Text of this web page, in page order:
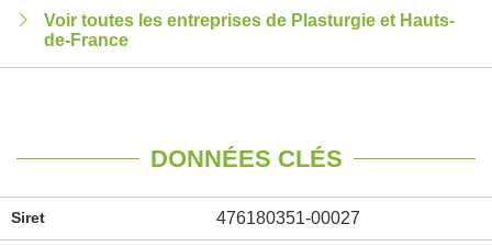
Voir toutes les entreprises de Plasturgie et Hauts-
de-France
DONNÉES CLÉS
Siret 476180351-00027